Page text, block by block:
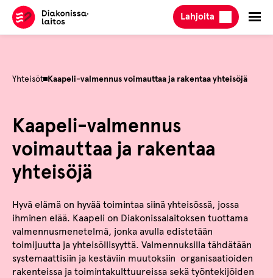
Hyppää
sisältöön
Lahjoita
Yhteisöt Kaapeli-valmennus voimauttaa ja rakentaa yhteisöjä
Kaapeli-valmennus
voimauttaa ja rakentaa
yhteisöjä
Hyvä elämä on hyvää toimintaa siinä yhteisössä, jossa
ihminen elää. Kaapeli on Diakonissalaitoksen tuottama
valmennusmenetelmä, jonka avulla edistetään
toimijuutta ja yhteisöllisyyttä. Valmennuksilla tähdätään
systemaattisiin ja kestäviin muutoksiin organisaatioiden
rakenteissa ja toimintakulttuureissa sekä työntekijöiden